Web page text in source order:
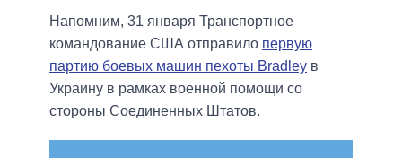
Напомним, 31 января Транспортное
командование США отправило первую
партию боевых машин пехоты Bradley в
Украину в рамках военной помощи со
стороны Соединенных Штатов.